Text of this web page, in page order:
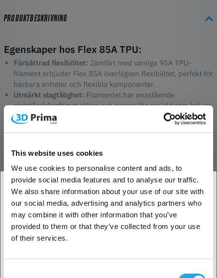
This website uses cookies
We use cookies to personalise content and ads, to
provide social media features and to analyse our traffic.
We also share information about your use of our site with
our social media, advertising and analytics partners who
may combine it with other information that you’ve
provided to them or that they’ve collected from your use
of their services.
PRODUKTBESKRIVNING
Egenskaper hos Flex 85A TPU:
Förbättrad flexibilitet: Jämfört med vanliga 95A TPU-
filament erbjuder Flex 85A överlägsen flexibilitet, perfekt för
bärbara enheter och flexibla komponenter.
Utmärkt slagtålighet: Filamentet har enastående
motståndskraft mot stötar och passar för projekt som kräver
hög hållbarhet och styrka.
Enkel utskrift:
Flex 85A är formulerat för enklare
5x snabbare utskrift: Kan skriva ut upp till fem gånger
snabbare än liknande TPU-filament utan att kompromissa
med kvaliteten.
Användningsområden för Flex 85A TPU:
Bärbara enheter:Som armband till smartklockor och
träningsarmband.
Flexibla kopplingar:
Prototyptillverkning:Den snabba utskriftshastigheten gör
1. Är du en företagskund eller en privatkund?
Företagskund
Privat kund